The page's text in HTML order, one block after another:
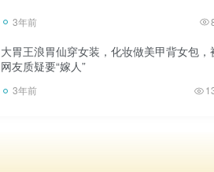
3年前
大胃王浪胃仙穿女装，化妆做美甲背女包，
网友质疑要“嫁人”
3年前